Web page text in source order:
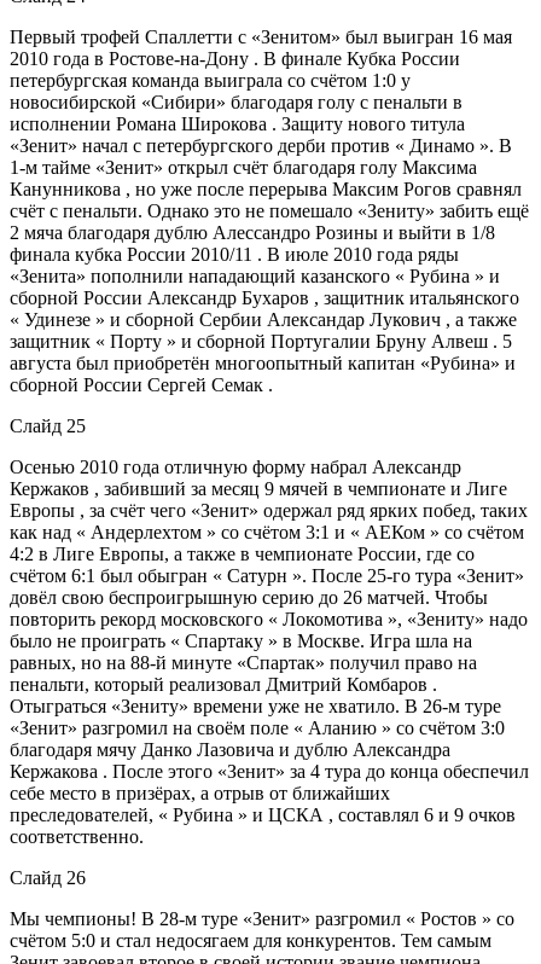
Первый трофей Спаллетти с «Зенитом» был выигран 16 мая
2010 года в Ростове-на-Дону . В финале Кубка России
петербургская команда выиграла со счётом 1:0 у
новосибирской «Сибири» благодаря голу с пенальти в
исполнении Романа Широкова . Защиту нового титула
«Зенит» начал с петербургского дерби против « Динамо ». В
1-м тайме «Зенит» открыл счёт благодаря голу Максима
Канунникова , но уже после перерыва Максим Рогов сравнял
счёт с пенальти. Однако это не помешало «Зениту» забить ещё
2 мяча благодаря дублю Алессандро Розины и выйти в 1/8
финала кубка России 2010/11 . В июле 2010 года ряды
«Зенита» пополнили нападающий казанского « Рубина » и
сборной России Александр Бухаров , защитник итальянского
« Удинезе » и сборной Сербии Александар Лукович , а также
защитник « Порту » и сборной Португалии Бруну Алвеш . 5
августа был приобретён многоопытный капитан «Рубина» и
сборной России Сергей Семак .
Слайд 25
Осенью 2010 года отличную форму набрал Александр
Кержаков , забивший за месяц 9 мячей в чемпионате и Лиге
Европы , за счёт чего «Зенит» одержал ряд ярких побед, таких
как над « Андерлехтом » со счётом 3:1 и « АЕКом » со счётом
4:2 в Лиге Европы, а также в чемпионате России, где со
счётом 6:1 был обыгран « Сатурн ». После 25-го тура «Зенит»
довёл свою беспроигрышную серию до 26 матчей. Чтобы
повторить рекорд московского « Локомотива », «Зениту» надо
было не проиграть « Спартаку » в Москве. Игра шла на
равных, но на 88-й минуте «Спартак» получил право на
пенальти, который реализовал Дмитрий Комбаров .
Отыграться «Зениту» времени уже не хватило. В 26-м туре
«Зенит» разгромил на своём поле « Аланию » со счётом 3:0
благодаря мячу Данко Лазовича и дублю Александра
Кержакова . После этого «Зенит» за 4 тура до конца обеспечил
себе место в призёрах, а отрыв от ближайших
преследователей, « Рубина » и ЦСКА , составлял 6 и 9 очков
соответственно.
Слайд 26
Мы чемпионы! В 28-м туре «Зенит» разгромил « Ростов » со
счётом 5:0 и стал недосягаем для конкурентов. Тем самым